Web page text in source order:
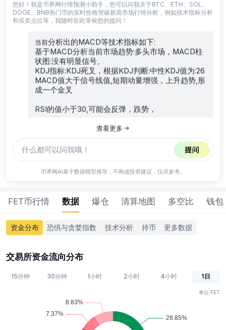
您好！我是币界网行情预测小助手，您可以问我关于BTC、ETH、SOL、
DOGE、BNB热门币的实时价格突破新高市场行情分析，例如技术指标分析
和买卖点位等，我随时在此等候您的提问！
最近K线显示交易量:最近交易量有所减少,交易量比前几小时
减少,价格和交易量同时下降：市场冷清，交易不活跃
当前 分析出的MACD等技术指标如下:
基于MACD分析当前市场趋势:多头市场，MACD柱
状图:没有明显信号。
KDJ指标:KDJ死叉，根据KDJ判断:中性KDJ值为:26
MACD值大于信号线值,短期动量增强，上升趋势,形
成一个金叉
RSI的值小于30,可能会反弹，跌势，
根据最近的技术指标分析出:
买入点一: 价格0.103
做多止损点: 价格0.103
卖出点一: 价格0.11488
做空止损点: 价格0.11488
最近的支撑位: 价格0.1008
最近的最高点: 0.11488
查看更多
币界网AI基于数据模型推导，不构成投资建议，仅供参考。
FET币行情 数据 爆仓 清算地图 多空比 钱包
资金分布 恐惧与贪婪指数 技术分析 持币 更多数据
交易所资金流向分布
15分钟 30分钟 1小时 2小时 4小时 1日
单位: FET